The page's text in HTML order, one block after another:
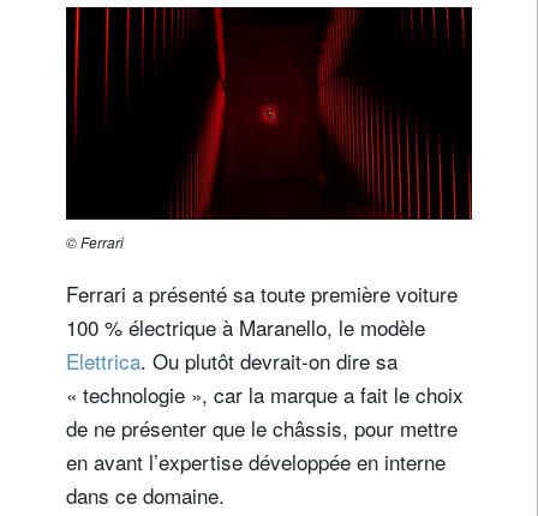
© Ferrari
Ferrari a présenté sa toute première voiture
100 % électrique à Maranello, le modèle
Elettrica. Ou plutôt devrait-on dire sa
« technologie », car la marque a fait le choix
de ne présenter que le châssis, pour mettre
en avant l’expertise développée en interne
dans ce domaine.